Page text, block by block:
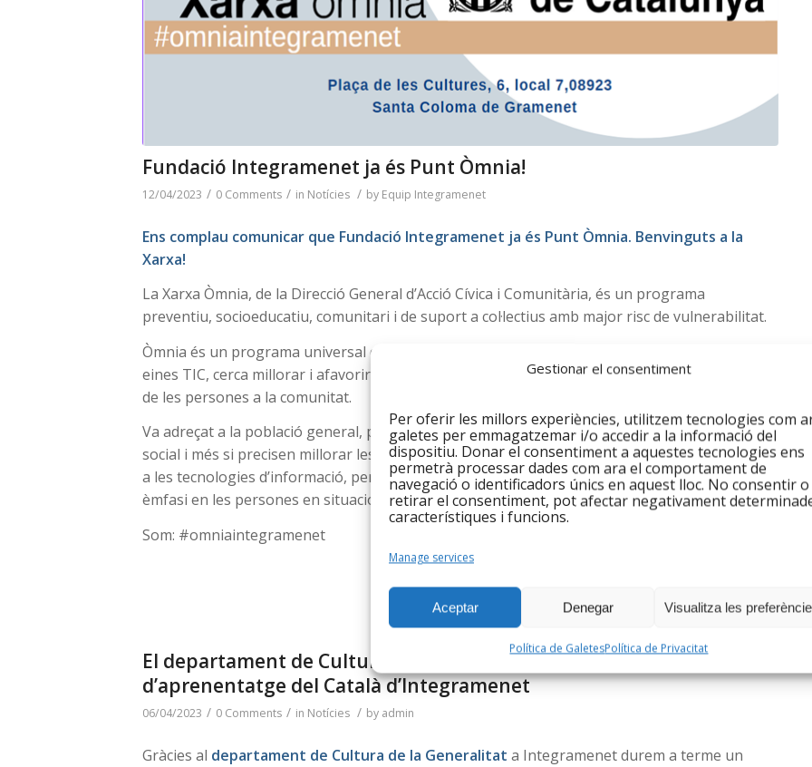
Gestionar el consentiment
Per oferir les millors experiències, utilitzem tecnologies com
galetes per emmagatzemar i/o accedir a la informació del
dispositiu. Donar el consentiment a aquestes tecnologies ens
permetrà processar dades com ara el comportament de
navegació o identificadors únics en aquest lloc. No consentir o
retirar el consentiment, pot afectar negativament
característiques i funcions.
Manage services
Aceptar Denegar Visualitza les
Política de GaletesPolítica de Privacitat
Fundació Integramenet ja és Punt Òmnia!
12/04/2023 / 0 Comments / in Notícies / by Equip Integramenet
Ens complau comunicar que Fundació Integramenet ja és Punt Òmnia. Benvinguts a la
Xarxa!
La Xarxa Òmnia, de la Direcció General d’Acció Cívica i Comunitària, és un programa
preventiu, socioeducatiu, comunitari i de suport a col·lectius amb major risc de vulnerabilitat.
Òmnia és un programa universal d’intervenció social, que utilitzant com a instrument les
eines TIC, cerca millorar i afavorir, tant individual com col·lectivament, la inclusió i la vinculació
de les persones a la comunitat.
Va adreçat a la població general, però amb discriminació positiva vers les persones en risc
social i més si precisen millorar les seves capacitats per a superar les seves dificultats d’accés
a les tecnologies d’informació, per tal d’evitar la seva exclusió de la comunitat, posant especial
èmfasi en les persones en situació d’atur, infants i joves, gent gran i famílies.
Som: #omniaintegramenet
El departament de Cultura subvenciona un programa
d’aprenentatge del Català d’Integramenet
06/04/2023 / 0 Comments / in Notícies / by admin
Gràcies al departament de Cultura de la Generalitat a Integramenet durem a terme un